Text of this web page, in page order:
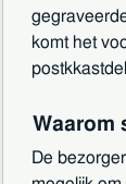
komt het
Waarom
De